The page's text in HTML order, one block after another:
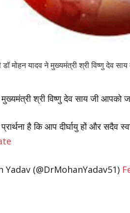
मोहन यादव ने मुख्यमंत्री श्री विष्णु देव साय
श्री विष्णु देव साय जी आपको
है कि आप दीर्घायु हों और सदैव
(@DrMohanYadav51)